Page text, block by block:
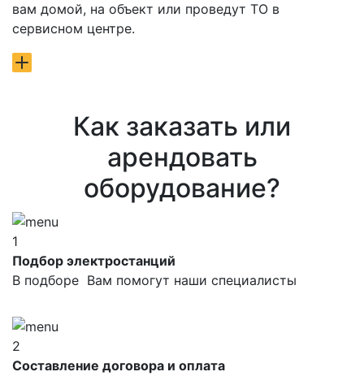
вам домой, на объект или проведут ТО в
сервисном центре.
Как заказать или
арендовать
оборудование?
1
Подбор электростанций
В подборе Вам помогут наши специалисты
2
Составление договора и оплата